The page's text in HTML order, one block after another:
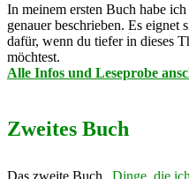
In meinem ersten Buch habe ich
genauer beschrieben. Es eignet
dafür, wenn du tiefer in dieses
möchtest.
Alle Infos und Leseprobe
Zweites Buch
Das zweite Buch „ Dinge, die